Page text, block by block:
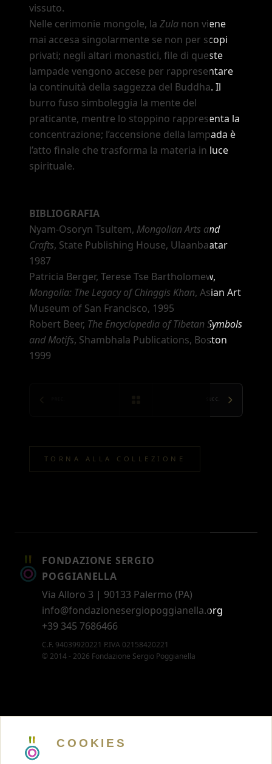
COOKIES
vissuto.
Nelle cerimonie mongole, la Zula non viene
mai accesa singolarmente se non per scopi
privati; negli altari monastici, file di queste
lampade vengono accese per rappresentare
la continuità della saggezza del Buddha. Il
burro fuso simboleggia la mente del
praticante, mentre lo stoppino rappresenta la
concentrazione; l’accensione della lampada è
l’atto finale che trasforma la materia in luce
spirituale.
BIBLIOGRAFIA
Nyam-Osoryn Tsultem, Mongolian Arts and
Crafts, State Publishing House, Ulaanbaatar
1987
Patricia Berger, Terese Tse Bartholomew,
Mongolia: The Legacy of Chinggis Khan, Asian Art
Museum of San Francisco, 1995
Robert Beer, The Encyclopedia of Tibetan Symbols
and Motifs, Shambhala Publications, Boston
1999
SUCC.
TORNA ALLA COLLEZIONE
FONDAZIONE SERGIO
POGGIANELLA
Via Alloro 3 | 90133 Palermo (PA)
info@fondazionesergiopoggianella.org
+39 345 7686466
C.F. 94039920221 P.IVA 02158420221
© 2014 - 2026 Fondazione Sergio Poggianella
5 X MILLE
MEMBERSHIP